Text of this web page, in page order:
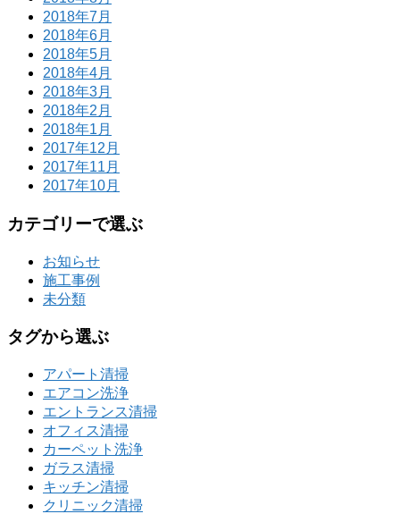
2018年7月
2018年6月
2018年5月
2018年4月
2018年3月
2018年2月
2018年1月
2017年12月
2017年11月
2017年10月
カテゴリーで選ぶ
お知らせ
施工事例
未分類
タグから選ぶ
アパート清掃
エアコン洗浄
エントランス清掃
オフィス清掃
カーペット洗浄
ガラス清掃
キッチン清掃
クリニック清掃